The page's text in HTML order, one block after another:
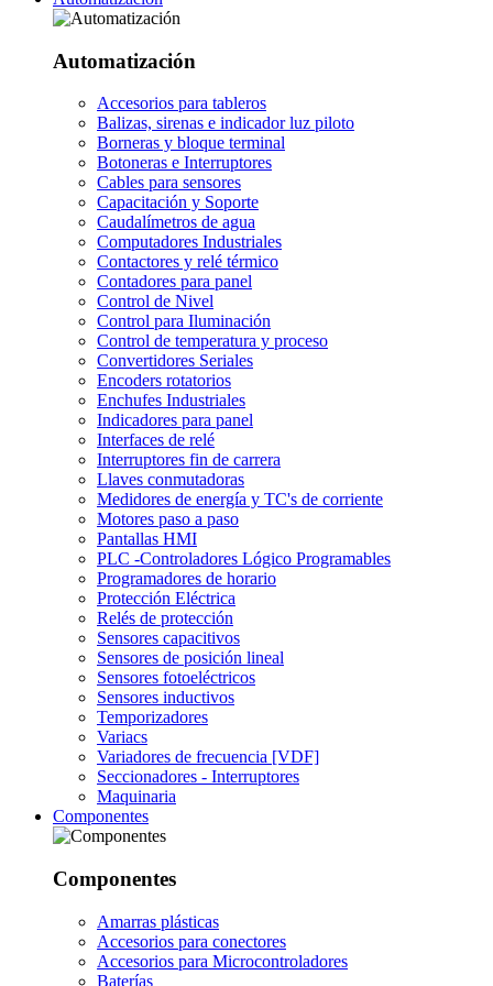
Automatización
Accesorios para tableros
Balizas, sirenas e indicador luz piloto
Borneras y bloque terminal
Botoneras e Interruptores
Cables para sensores
Capacitación y Soporte
Caudalímetros de agua
Computadores Industriales
Contactores y relé térmico
Contadores para panel
Control de Nivel
Control para Iluminación
Control de temperatura y proceso
Convertidores Seriales
Encoders rotatorios
Enchufes Industriales
Indicadores para panel
Interfaces de relé
Interruptores fin de carrera
Llaves conmutadoras
Medidores de energía y TC's de corriente
Motores paso a paso
Pantallas HMI
PLC -Controladores Lógico Programables
Programadores de horario
Protección Eléctrica
Relés de protección
Sensores capacitivos
Sensores de posición lineal
Sensores fotoeléctricos
Sensores inductivos
Temporizadores
Variacs
Variadores de frecuencia [VDF]
Seccionadores - Interruptores
Maquinaria
Componentes
Componentes
Amarras plásticas
Accesorios para conectores
Accesorios para Microcontroladores
Baterías